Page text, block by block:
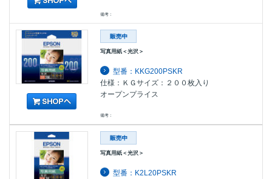
備考：
写真用紙＜光沢＞
型番：KKG200PSKR
仕様：ＫＧサイズ：２００枚入り
オープンプライス
備考：
写真用紙＜光沢＞
型番：K2L20PSKR